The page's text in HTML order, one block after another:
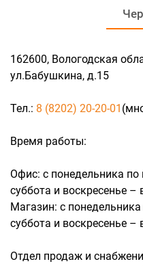
162600, Вологодская
ул.Бабушкина, д.15
Тел.: 8 (8202) 20-20-01
Время работы:
Офис: с понедельника по
суббота и воскресенье –
Магазин: с
суббота и воскресенье –
Отдел продаж и